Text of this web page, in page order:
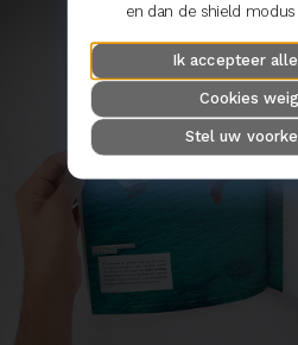
en dan de shield
Ik accepteer
Cookies
Stel uw